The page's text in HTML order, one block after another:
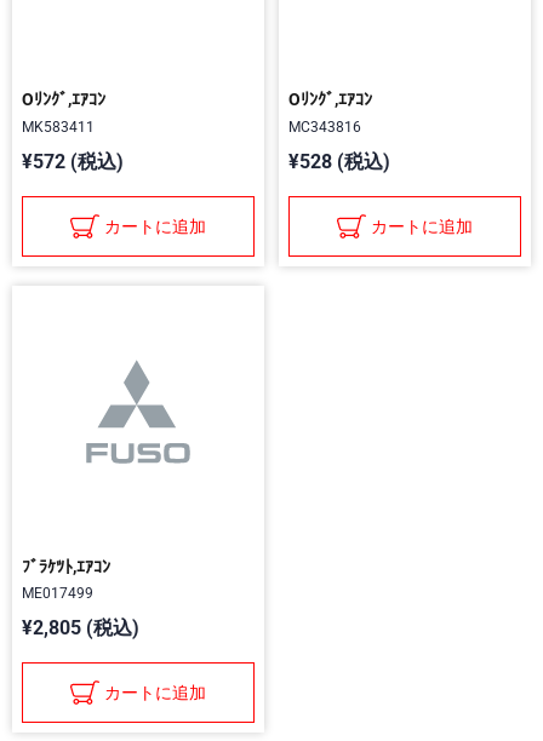
Oﾘﾝｸﾞ,ｴｱｺﾝ
MK583411
¥572 (税込)
カートに追加
Oﾘﾝｸﾞ,ｴｱｺﾝ
MC343816
¥528 (税込)
カートに追加
ﾌﾞﾗｹﾂﾄ,ｴｱｺﾝ
ME017499
¥2,805 (税込)
カートに追加